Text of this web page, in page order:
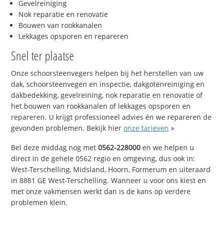
Gevelreiniging
Nok reparatie en renovatie
Bouwen van rookkanalen
Lekkages opsporen en repareren
Snel ter plaatse
Onze schoorsteenvegers helpen bij het herstellen van uw
dak, schoorsteenvegen en inspectie, dakgotenreiniging en
dakbedekking, gevelreining, nok reparatie en renovatie of
het bouwen van rookkanalen of lekkages opsporen en
repareren. U krijgt professioneel advies én we repareren de
gevonden problemen. Bekijk hieronze tarieven »
Bel deze middag nog met0562-228000 en we helpen u
direct in de gehele 0562 regio en omgeving, dus ook in:
West-Terschelling, Midsland, Hoorn, Formerum en uiteraard
in 8881 GE West-Terschelling. Wanneer u voor ons kiest en
met onze vakmensen werkt dan is de kans op verdere
problemen klein.